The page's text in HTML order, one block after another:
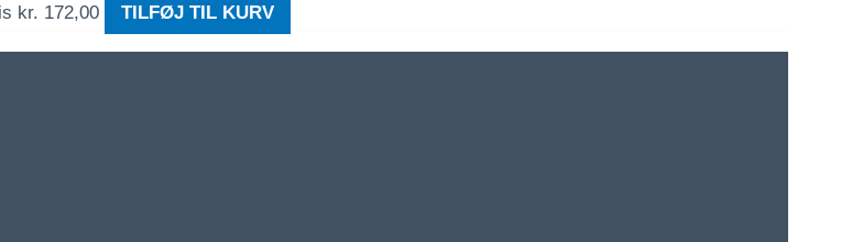
kr. 172,00 TILFØJ TIL KURV